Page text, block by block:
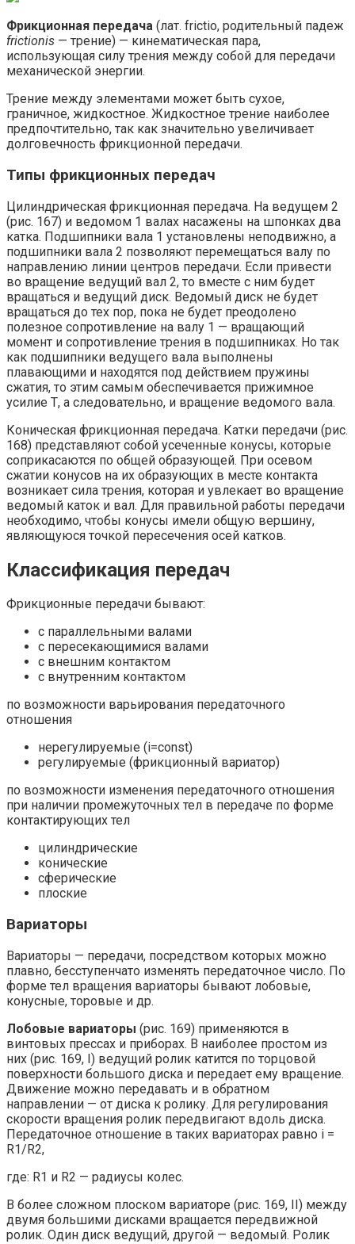
Фрикционная передача (лат. frictio, родительный падеж
frictionis — трение) — кинематическая пара,
использующая силу трения между собой для передачи
механической энергии.
Трение между элементами может быть сухое,
граничное, жидкостное. Жидкостное трение наиболее
предпочтительно, так как значительно увеличивает
долговечность фрикционной передачи.
Типы фрикционных передач
Цилиндрическая фрик­ционная передача. На ведущем 2
(рис. 167) и ведомом 1 валах на­сажены на шпонках два
катка. Подшипники вала 1 установлены непо­движно, а
подшипники вала 2 позволяют перемещаться валу по
направле­нию линии центров передачи. Если привести
во вращение ведущий вал 2, то вместе с ним будет
вращаться и ведущий диск. Ведомый диск не будет
вращаться до тех пор, пока не будет пре­одолено
полезное сопротивление на валу 1 — вращающий
момент и сопротивле­ние трения в подшипниках. Но так
как подшипники ведущего вала выполнены
плавающими и находятся под действием пружины
сжатия, то этим самым обеспе­чивается прижимное
усилие Т, а следо­вательно, и вращение ведомого вала.
Коническая фрикционная передача. Катки передачи (рис.
168) представляют собой усеченные конусы, которые
соприкасаются по общей образу­ющей. При осевом
сжатии конусов на их образующих в месте контакта
возникает сила трения, которая и увлекает во враще­ние
ведомый каток и вал. Для правильной работы передачи
необходимо, чтобы кону­сы имели общую вершину,
являющуюся точкой пересечения осей катков.
Классификация передач
Фрикционные передачи бывают:
с параллельными валами
с пересекающимися валами
с внешним контактом
с внутренним контактом
по возможности варьирования передаточного
отношения
нерегулируемые (i=const)
регулируемые (фрикционный вариатор)
по возможности изменения передаточного отношения
при наличии промежуточных тел в передаче по форме
контактирующих тел
цилиндрические
конические
сферические
плоские
Вариаторы
Вариаторы — переда­чи, посредством которых можно
плавно, бесступенчато изменять передаточное число. По
форме тел вращения вариаторы бывают лобовые,
конусные, торовые и др.
Лобовые вариаторы (рис. 169) применяются в
винтовых прессах и приборах. В наиболее простом из
них (рис. 169, I) ведущий ролик катится по торцовой
поверхности большо­го диска и передает ему вращение.
Движение можно передавать и в обрат­ном
направлении — от диска к ролику. Для регулирования
скорости враще­ния ролик передвигают вдоль диска.
Передаточное отношение в таких ва­риаторах равно i =
R1/R2,
где: R1 и R2 — радиусы колес.
В более сложном плоском вариаторе (рис. 169, II) между
дву­мя большими дисками вращается передвижной
ролик. Один диск веду­щий, другой — ведомый. Ролик